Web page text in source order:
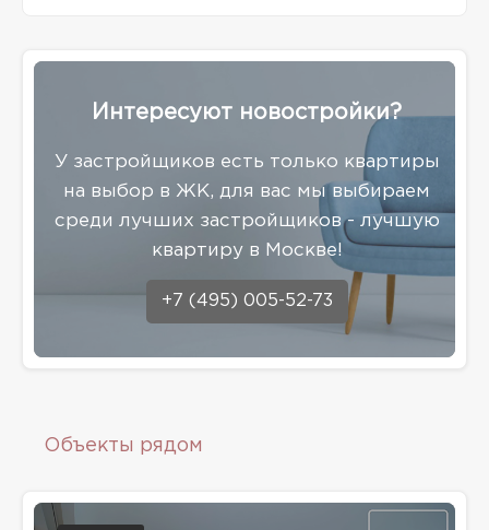
Интересуют новостройки?
У застройщиков есть только квартиры
на выбор в ЖК, для вас мы выбираем
среди лучших застройщиков - лучшую
квартиру в Москве!
+7 (495) 005-52-73
Объекты рядом